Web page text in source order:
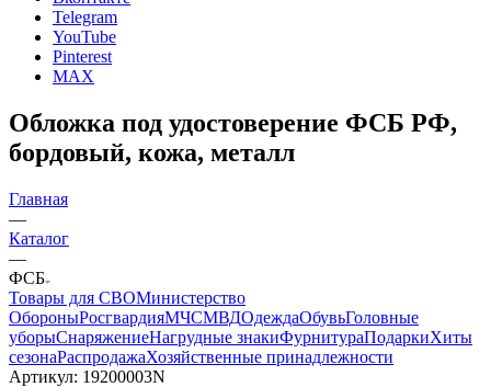
Telegram
YouTube
Pinterest
MAX
Обложка под удостоверение ФСБ РФ,
бордовый, кожа, металл
Главная
—
Каталог
—
ФСБ
Товары для СВОМинистерство
ОбороныРосгвардияМЧСМВДОдеждаОбувьГоловные
уборыСнаряжениеНагрудные знакиФурнитураПодаркиХиты
сезонаРаспродажаХозяйственные принадлежности
Артикул: 19200003N